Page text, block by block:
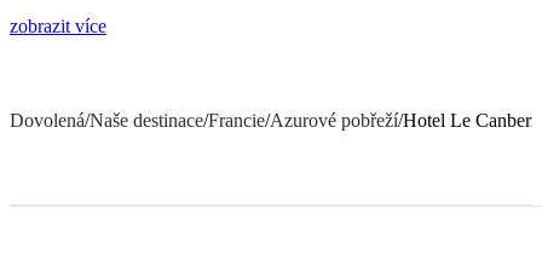
zobrazit více
Dovolená/Naše destinace/Francie/Azurové pobřeží/Hotel Le